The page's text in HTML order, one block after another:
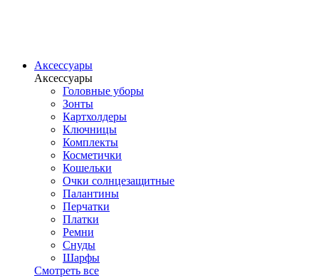
Аксессуары
Аксессуары
Головные уборы
Зонты
Картхолдеры
Ключницы
Комплекты
Косметички
Кошельки
Очки солнцезащитные
Палантины
Перчатки
Платки
Ремни
Снуды
Шарфы
Смотреть все